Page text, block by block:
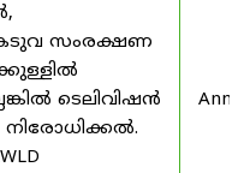
കടുവ സംരക്ഷണ
ടെലിവിഷൻ